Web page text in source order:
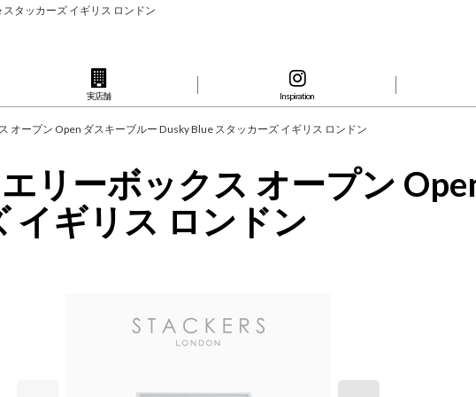
タッカーズ イギリス ロンドン
実店舗 Inspiration
オープン Open ダスキーブルー Dusky Blue スタッカーズ イギリス ロンドン
リーボックス オープン
イギリス ロンドン